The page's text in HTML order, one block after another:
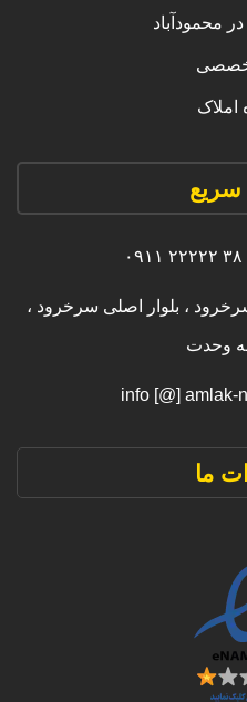
محمودآباد
املاک
سریع
، بلوار اصلی سرخرود ،
وحدت
ما